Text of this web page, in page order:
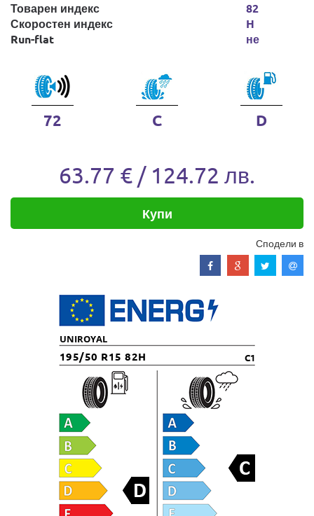
Товарен индекс
Скоростен индекс
Run-flat
82
H
не
72 C D
63.77 € / 124.72 лв.
Купи
Сподели в
UNIROYAL
195/50 R15 82H C1